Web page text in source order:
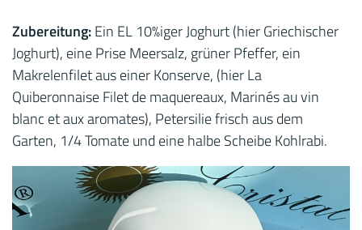
Zubereitung:Ein EL 10%iger Joghurt (hier Griechischer
Joghurt), eine Prise Meersalz, grüner Pfeffer, ein
Makrelenfilet aus einer Konserve, (hier La
Quiberonnaise Filet de maquereaux, Marinés au vin
blanc et aux aromates), Petersilie frisch aus dem
Garten, 1/4 Tomate und eine halbe Scheibe Kohlrabi.